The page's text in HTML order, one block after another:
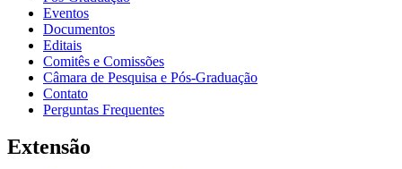
Eventos
Documentos
Editais
Comitês e Comissões
Câmara de Pesquisa e Pós-Graduação
Contato
Perguntas Frequentes
Extensão